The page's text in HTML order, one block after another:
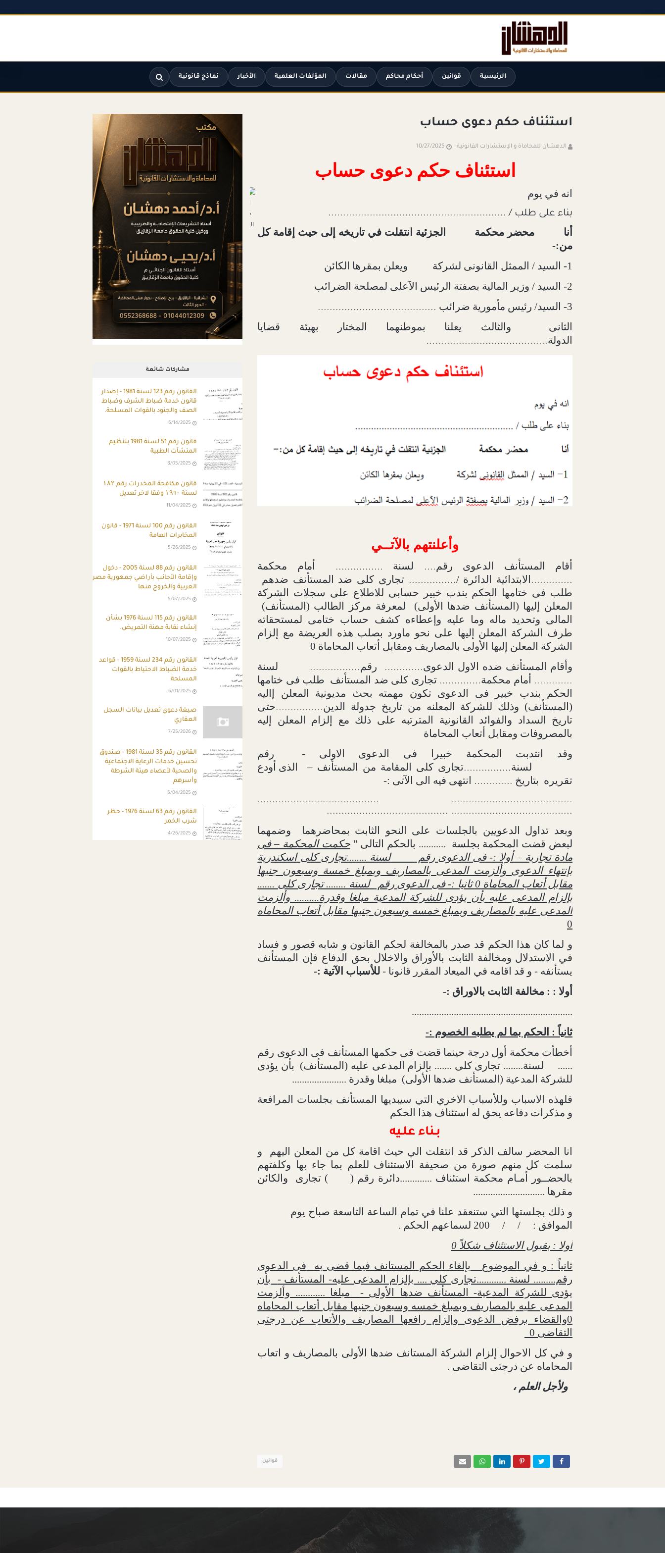
الرئيسية قوانين أحكام محاكم مقالات المؤلفات العلمية الأخبار نماذج قانونية
استئناف حكم دعوى حساب
الدهشان للمحاماة و الإستشارات القانونية 10/27/2025
استئناف حكم دعوى حساب
انه في يوم
بناء على طلب / ............................................................
أنا محضر محكمة
الجزئية انتقلت في تاريخه إلى حيث إقامة كل
من:-
1- السيد / الممثل القانونى لشركة
ويعلن بمقرها الكائن
2- السيد / وزير المالية بصفتة الرئيس الآعلى لمصلحة الضرائب
3- السيد/ رئيس مأمورية ضرائب
........................................
الثانى
والثالث يعلنا بموطنهما المختار بهيئة قضايا
الدولة.........................................
وأعلنتهم بالآتــي
أقام المستأنف الدعوى رقم.... لسنة ................ أمام محكمة
.............. الابتدائية الدائرة /................ تجارى كلى ضد المستأنف ضدهم
طلب فى ختامها الحكم بندب خبير حسابى للاطلاع على سجلات الشركة
المعلن إليها (المستأنف ضدها الأولى)
لمعرفة مركز الطالب (المستأنف)
المالى وتحديد ماله وما عليه وإعطاءه كشف حساب ختامى لمستحقاته
طرف الشركة المعلن إليها على نحو ماورد بصلب هذه العريضة مع إلزام
الشركة المعلن إليها الأولى بالمصاريف ومقابل أتعاب المحاماة 0
وأقام المستأنف ضده الاول الدعوى............. رقم................. لسنة
............. أمام محكمة.............. تجارى كلى ضد المستأنف طلب فى ختامها
الحكم بندب خبير فى الدعوى تكون مهمته بحث مديونية المعلن إاليه
(المستأنف) وذلك للشركة المعلنه من تاريخ جدولة الدين................حتى
تاريخ السداد والفوائد القانونية المترتبه على ذلك مع إلزام المعلن إليه
بالمصروفات ومقابل أتعاب المحاماة
وقد انتدبت المحكمة خبيرا فى الدعوى الاولى -
رقم
لسنة................تجارى كلى المقامة من المستأنف –
الذى أودع
تقريره بتاريخ ............. انتهى فيه الى الآتى :-
......................................... .........................................
......................................... .........................................
وبعد تداول الدعويين بالجلسات على النحو الثابت بمحاضرهما
وضمهما
لبعض قضت المحكمة بجلسة ........... بالحكم التالى "حكمت المحكمة – فى
مادة تجارية – أولا :- فى الدعوى رقم
لسنة ........تجارى كلى اسكندرية
بإنتهاء الدعوى وألزمت المدعى بالمصاريف وبمبلغ خمسة وسبعون جنيها
مقابل أتعاب المحاماة 0 ثانيا :- فى الدعوى رقم
لسنة ........ تجارى كلى .......
بإلزام المدعى عليه بأن يؤدى للشركة المدعية مبلغا وقدرة.......... وألزمت
المدعى عليه بالمصاريف وبمبلغ خمسه وسبعون جنيها مقابل أتعاب المحاماه
0
و لما كان هذا الحكم قد صدر بالمخالفة لحكم القانون و شابه قصور و فساد
في الاستدلال ومخالفة الثابت بالأوراق والاخلال بحق الدفاع فإن المستأنف
يستأنفه - و قد اقامه في الميعاد المقرر قانونا - للأسباب الآتية :-
أولا : : مخالفة الثابت بالاوراق :-
.................................................................
ثانياً : الحكم بما لم يطلبه الخصوم :-
أخطأت محكمة أول درجة حينما قضت فى حكمها المستأنف فى الدعوى رقم
......
لسنة........ تجارى كلى ....... بإلزام المدعى عليه (المستأنف) بأن يؤدى
للشركة المدعية (المستأنف ضدها الأولى) مبلغا وقدرة ......................
فلهذه الاسباب وللأسباب الاخري التي سيبديها المستأنف بجلسات المرافعة
و مذكرات دفاعه يحق له استئناف هذا الحكم
بـناء علـيه
انا المحضر سالف الذكر قد انتقلت الي حيث اقامة كل من المعلن اليهم
و
سلمت كل منهم صورة من صحيفة الاستئناف للعلم بما جاء بها وكلفتهم
بالحضــور أمـام محكمة استئناف .............دائرة رقم (
) تجارى
والكائن
مقرها .............................
و ذلك بجلستها التي ستنعقد علنا في تمام الساعة التاسعة صباح يوم
الموافق :
/
/
200 لسماعهم الحكم .
أولا : بقبول الاستئناف شكلاً 0
ثانياً : و في الموضوع
بإلغاء الحكم المستانف فيما قضى به
فى الدعوى
رقم......... لسنة ............تجارى كلي .... بإلزام المدعى عليه- المستأنف -
بأن
يؤدى للشركة المدعية- المستأنف ضدها الأولى -
مبلغا ............ وألزمت
المدعى عليه بالمصاريف وبمبلغ خمسه وسبعون جنيها مقابل أتعاب المحاماه
0والقضاء برفض الدعوى وإلزام رافعها المصاريف والأتعاب عن درجتى
التقاضى 0
و في كل الاحوال إلزام الشركة المستانف ضدها الأولى بالمصاريف و اتعاب
المحاماه عن درجتى التقاضى .
ولأجل العلم ،
قوانين
مشاركات شائعة
ِالقانون رقم 123 لسنة 1981 - إصدار
قانون خدمة ضباط الشرف وضباط
الصف والجنود بالقوات المسلحة.
6/14/2025
قانون رقم 51 لسنة 1981 بتنظيم
المنشآت الطبية
8/05/2025
قانون مكافحة المخدرات رقم ۱۸۲
لسنة ۱۹٦۰ وفقا لاخر تعديل
11/04/2025
القانون رقم 100 لسنة 1971 - قانون
المخابرات العامة
5/26/2025
القانون رقم 88 لسنة 2005 - دخول
وإقامة الأجانب بأراضي جمهورية مصر
العربية والخروج منها
5/07/2025
القانون رقم 115 لسنة 1976 بشأن
إنشاء نقابة مهنة التمريض.
10/07/2025
القانون رقم 234 لسنة 1959 - قواعد
خدمة الضباط الاحتياط بالقوات
المسلحة
6/01/2025
صيغة دعوي تعديل بيانات السجل
العقاري
7/25/2026
القانون رقم 35 لسنة 1981 - صندوق
تحسين خدمات الرعاية الاجتماعية
والصحية لأعضاء هيئة الشرطة
وأسرهم
5/04/2025
القانون رقم 63 لسنة 1976 - حظر
شرب الخمر
4/26/2025